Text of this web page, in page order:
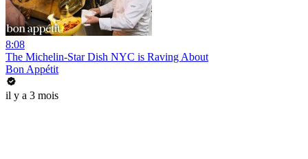
8:08
The Michelin-Star Dish NYC is Raving About
Bon Appétit
il y a 3 mois